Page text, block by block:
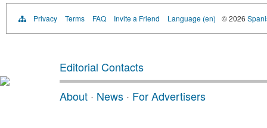
Privacy Terms FAQ Invite a Friend Language (en) © 2026
Editorial Contacts
About · News · For Advertisers